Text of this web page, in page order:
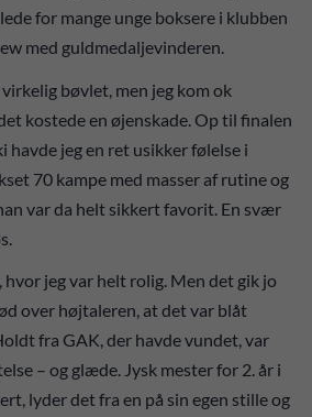
for mange unge boksere i klubben
med guldmedaljevinderen.
bøvlet, men jeg kom ok
kostede en øjenskade. Op til finalen
havde jeg en ret usikker følelse i
70 kampe med masser af rutine og
var da helt sikkert favorit. En svær
hvor jeg var helt rolig. Men det gik jo
over højtaleren, at det var blåt
fra GAK, der havde vundet, var
– og glæde. Jysk mester for 2. år i
lyder det fra en på sin egen stille og